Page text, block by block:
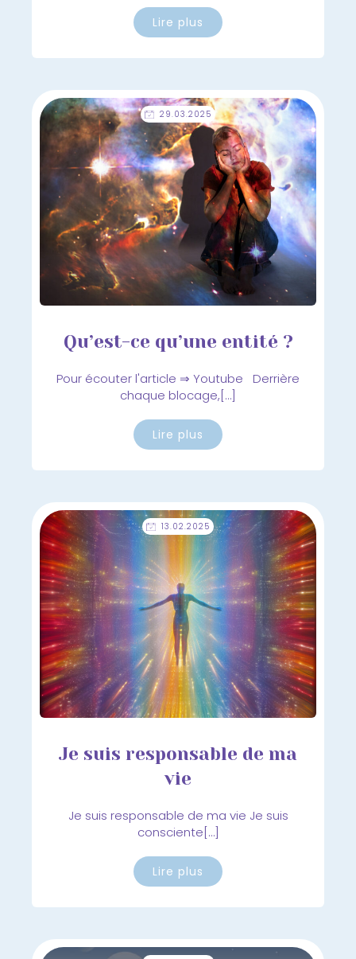
Lire plus
29.03.2025
Qu’est-ce qu’une entité ?
Pour écouter l'article ⇒ Youtube Derrière
chaque blocage,[…]
Lire plus
13.02.2025
Je suis responsable de ma
vie
Je suis responsable de ma vie Je suis
consciente[…]
Lire plus